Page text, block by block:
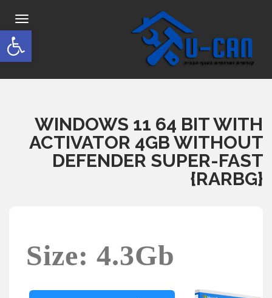
פתח
WINDOWS 11 64 BIT WITH
ACTIVATOR 4GB WITHOUT
DEFENDER SUPER-FAST
{RARBG}
Size: 4.3Gb